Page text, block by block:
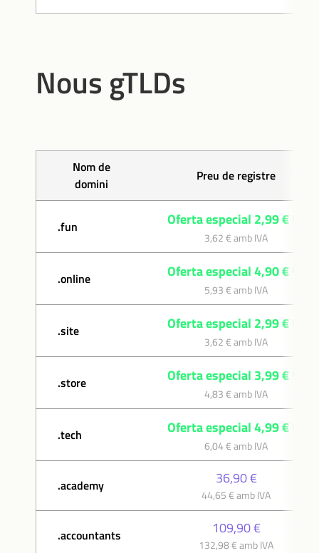
Nous gTLDs
Nom de
domini
Preu de registre
.fun Oferta especial 2,99 €
3,62 € amb IVA
.online Oferta especial 4,90 €
5,93 € amb IVA
.site Oferta especial 2,99 €
3,62 € amb IVA
.store Oferta especial 3,99 €
4,83 € amb IVA
.tech Oferta especial 4,99 €
6,04 € amb IVA
.academy 36,90 €
44,65 € amb IVA
.accountants 109,90 €
132,98 € amb IVA